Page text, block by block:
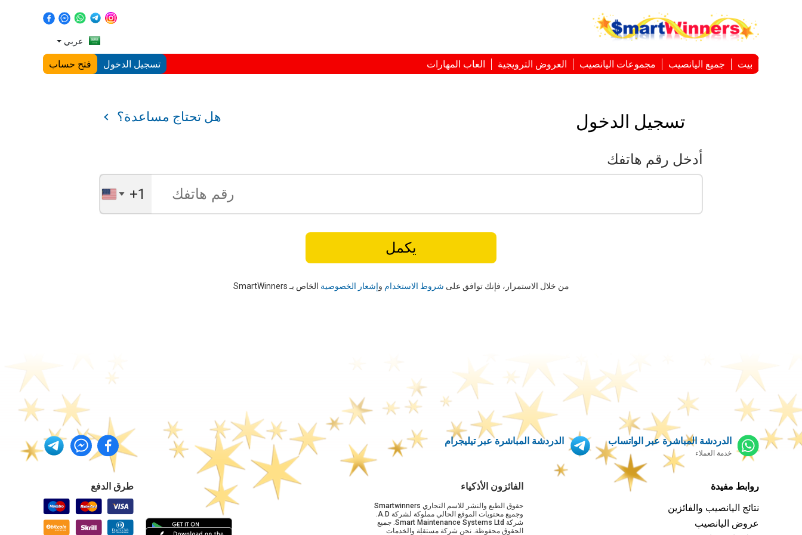
عربي
بيت جميع اليانصيب مجموعات اليانصيب العروض الترويجية العاب المهارات تسجيل الدخول فتح حساب
تسجيل الدخول هل تحتاج مساعدة؟
أدخل رقم هاتفك
United
States
+1
يكمل
من خلال الاستمرار، فإنك توافق على شروط الاستخدام وإشعار الخصوصية الخاص بـ SmartWinners
الدردشة المباشرة عبر الواتساب
خدمة العملاء
الدردشة المباشرة عبر تيليجرام
روابط مفيدة
نتائج اليانصيب والفائزين
عروض اليانصيب
الفائزون الأذكياء
حقوق الطبع والنشر للاسم التجاري Smartwinners
وجميع محتويات الموقع الحالي مملوكة لشركة A.D.
شركة Smart Maintenance Systems Ltd. جميع
الحقوق محفوظة. نحن شركة مستقلة والخدمات
طرق الدفع